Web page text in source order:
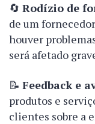
🔄 Rodízio de
de um
houver
será afetado
📝 Feedback e
produtos e
clientes sobre a